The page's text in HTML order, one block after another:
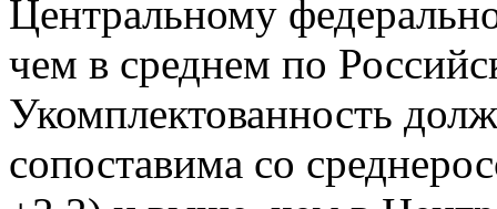
Центральному
чем в среднем по
Укомплектованность
сопоставима со